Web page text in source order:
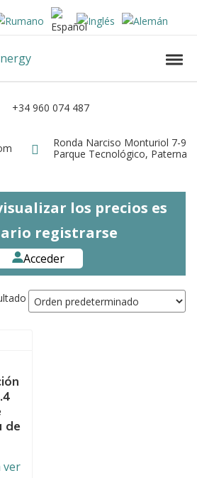
Energy
Teléfono
+34 960 074 487
Dirección
Ronda Narciso Monturiol 7-9
Parque Tecnológico, Paterna
los precios es
registrarse
Acceder
de
ver